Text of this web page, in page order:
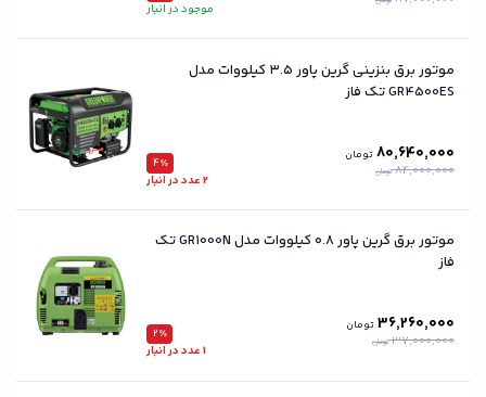
موجود در انبار
موتور برق بنزینی گرین پاور ۳.۵ کیلووات مدل
GR4500ES تک فاز
4٪
2 عدد در انبار
80,640,000 تومان
84,000,000 تومان
موتور برق گرین پاور ۰.۸ کیلووات مدل GR1000N تک
فاز
2٪
1 عدد در انبار
36,260,000 تومان
37,000,000 تومان